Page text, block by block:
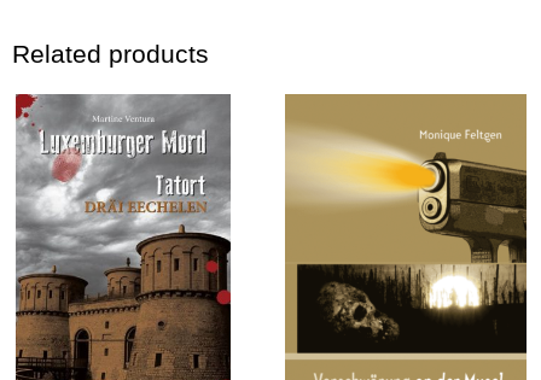
Related products